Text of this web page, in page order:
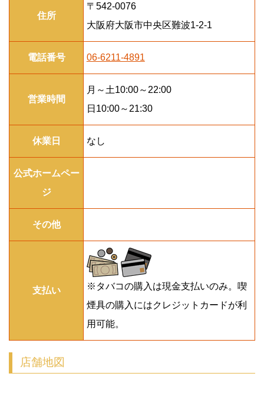
住所
〒542-0076
大阪府大阪市中央区難波1-2-1
電話番号 06-6211-4891
営業時間
月～土10:00～22:00
日10:00～21:30
休業日 なし
公式ホームペー
ジ
その他
支払い
※タバコの購入は現金支払いのみ。喫
煙具の購入にはクレジットカードが利
用可能。
店舗地図